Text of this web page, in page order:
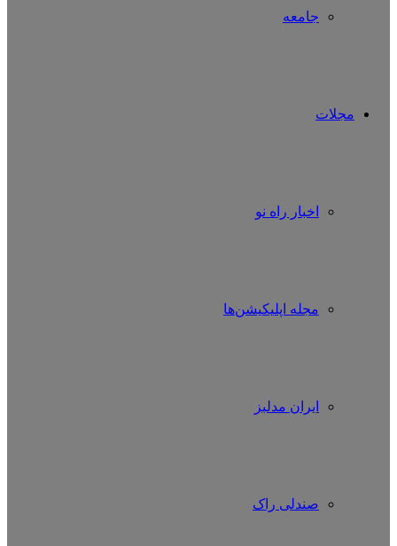
جامعه
مجلات
اخبار راه نو
مجله اپلیکیشن‌ها
ایران مدلبز
صندلی راک